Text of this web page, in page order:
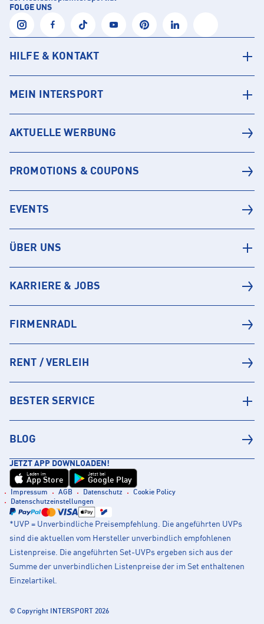
FOLGE UNS
HILFE & KONTAKT
MEIN INTERSPORT
AKTUELLE WERBUNG
PROMOTIONS & COUPONS
EVENTS
ÜBER UNS
KARRIERE & JOBS
FIRMENRADL
RENT / VERLEIH
BESTER SERVICE
BLOG
JETZT APP DOWNLOADEN!
Laden im
App Store
Jetzt bei
Google Play
Impressum AGB Datenschutz
Cookie Policy
Datenschutzeinstellungen
*UVP = Unverbindliche Preisempfehlung. Die angeführten UVPs
sind die aktuellen vom Hersteller unverbindlich empfohlenen
Listenpreise. Die angeführten Set-UVPs ergeben sich aus der
Summe der unverbindlichen Listenpreise der im Set enthaltenen
Einzelartikel.
© Copyright INTERSPORT 2026